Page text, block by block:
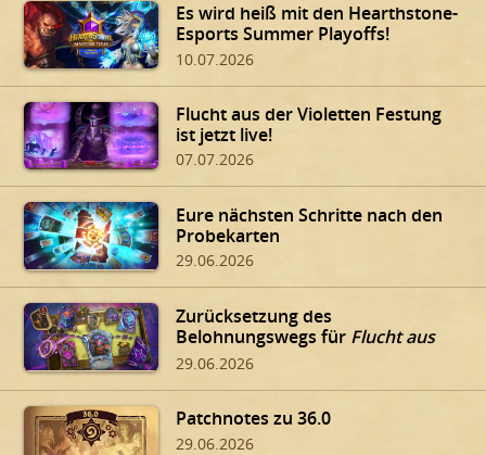
Es wird heiß mit den Hearthstone-
Esports Summer Playoffs!
10.07.2026
Flucht aus der Violetten Festung
ist jetzt live!
07.07.2026
Eure nächsten Schritte nach den
Probekarten
29.06.2026
Zurücksetzung des
Belohnungswegs für Flucht aus
der Violetten Festung
29.06.2026
Patchnotes zu 36.0
29.06.2026